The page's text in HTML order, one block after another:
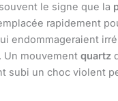
le signe que la
rapidement
endommageraient
Un mouvement quartz
subi un choc violent